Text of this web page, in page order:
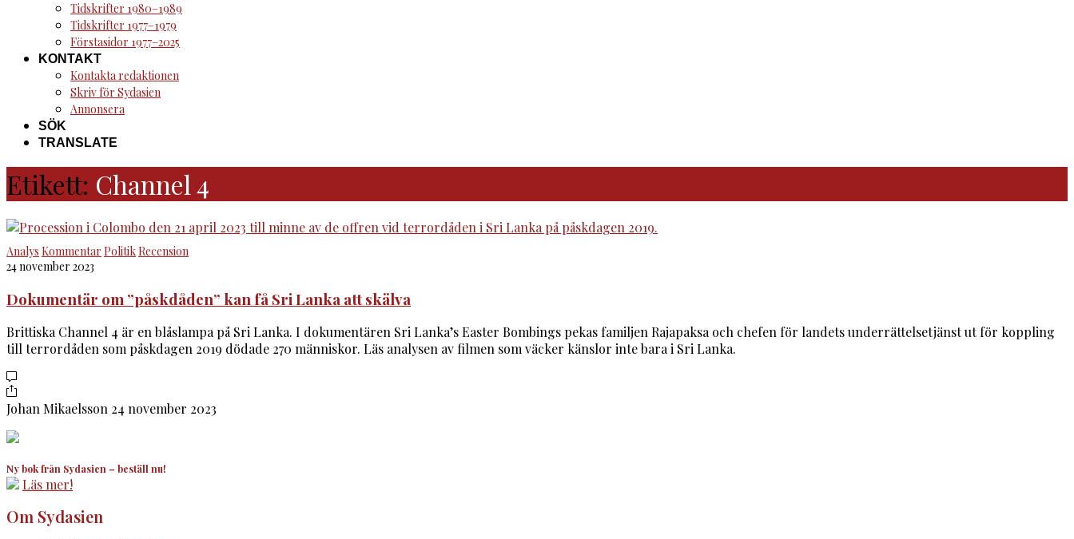
Tidskrifter 1980–1989
Tidskrifter 1977–1979
Förstasidor 1977–2025
KONTAKT
Kontakta redaktionen
Skriv för Sydasien
Annonsera
SÖK
TRANSLATE
Etikett: Channel 4
Analys Kommentar PolitikRecension
24 november 2023
Dokumentär om ”påskdåden” kan få Sri Lanka att skälva
Brittiska Channel 4 är en blåslampa på Sri Lanka. I dokumentären Sri Lanka’s Easter Bombings pekas familjen Rajapaksa och chefen för landets underrättelsetjänst ut för koppling
till terrordåden som påskdagen 2019 dödade 270 människor. Läs analysen av filmen som väcker känslor inte bara i Sri Lanka.
Johan Mikaelsson 24 november 2023
Ny bok från Sydasien – beställ nu!
Läs mer!
Om Sydasien